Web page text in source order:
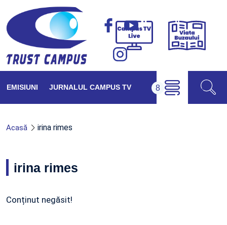
Campus
Viața
EMISIUNI JURNALUL CAMPUS TV
Acasă irina rimes
irina rimes
Conținut negăsit!